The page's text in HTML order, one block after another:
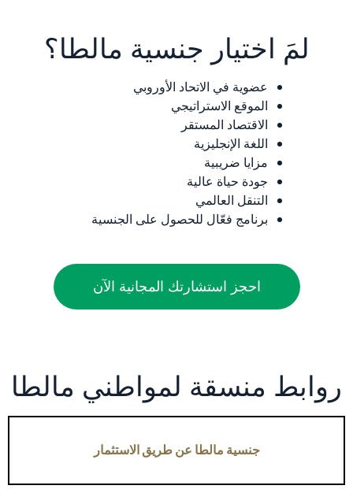
لمَ اختيار جنسية مالطا؟
عضوية في الاتحاد الأوروبي
الموقع الاستراتيجي
الاقتصاد المستقر
اللغة الإنجليزية
مزايا ضريبية
جودة حياة عالية
التنقل العالمي
برنامج فعّال للحصول على الجنسية
احجز استشارتك المجانية الآن
روابط منسقة لمواطني مالطا
جنسية مالطا عن طريق الاستثمار